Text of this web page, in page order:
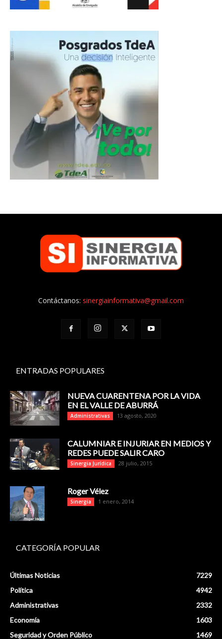
Contáctanos: sinergiainformativa@gmail.com
ENTRADAS POPULARES
NUEVA CUARENTENA POR LA VIDA
EN EL VALLE DE ABURRÁ
Administrativas 13 agosto, 2020
CALUMNIAR E INJURIAR EN MEDIOS Y
REDES PUEDE SALIR CARO
Sinergia Jurídica 28 julio, 2015
Roger Vélez
Sinergia 1 enero, 2014
CATEGORÍA POPULAR
Últimas Noticias
7229
Política
4942
Administrativas
2332
Economía
1603
Seguridad y Orden Público
1469